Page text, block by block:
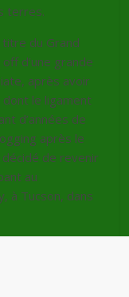
terres.
du Grand
d’une grande
après avoir
le ligament
d’années de
après le
décidé de revenir
au
à Tucson, dans